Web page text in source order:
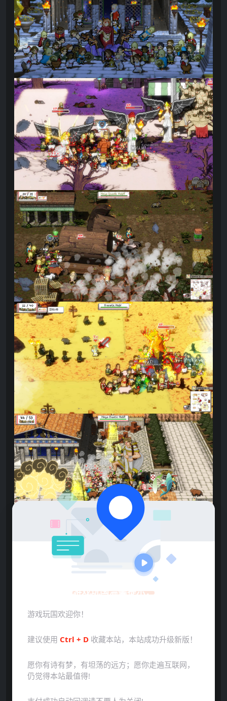
游戏玩国温馨提示：
游戏玩国欢迎你！
建议使用 Ctrl + D 收藏本站，本站成功升级新版！
愿你有诗有梦，有坦荡的远方；愿你走遍互联网，
仍觉得本站最值得!